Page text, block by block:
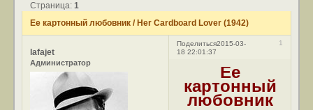
Ее картонный любовник / Her Cardboard Lover (1942)
Страница:1
Поделиться 1
2015-03-
18 22:01:37
lafajet
Администратор Ее
картонный
любовник